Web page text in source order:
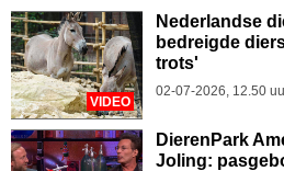
VIDEO
Nederlandse
bedreigde
trots'
02-07-2026, 12.50
DierenPark
Joling: